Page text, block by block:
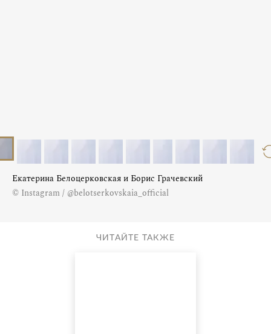
Екатерина Белоцерковская и Борис Грачевский
© Instagram / @belotserkovskaia_official
ЧИТАЙТЕ ТАКЖЕ